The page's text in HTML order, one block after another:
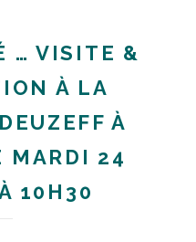
… VISITE &
À LA
À
MARDI 24
10H30